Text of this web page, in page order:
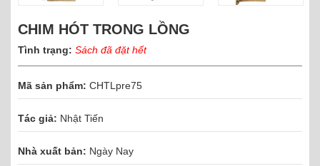
CHIM HÓT TRONG LỒNG
Tình trạng: Sách đã đặt hết
Mã sản phẩm: CHTLpre75
Tác giả: Nhật Tiến
Nhà xuất bản: Ngày Nay